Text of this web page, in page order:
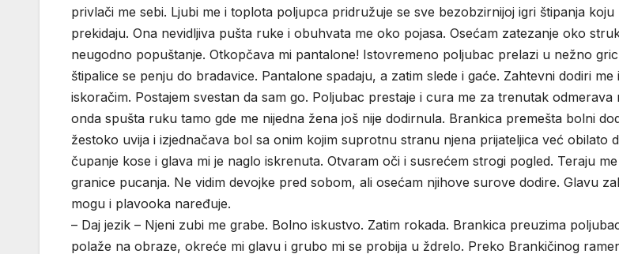
privlači me sebi. Ljubi me i toplota poljupca pridružuje se sve bezobzirnijoj igri štipanja koju
prekidaju. Ona nevidljiva pušta ruke i obuhvata me oko pojasa. Osećam zatezanje oko
neugodno popuštanje. Otkopčava mi pantalone! Istovremeno poljubac prelazi u nežno
štipalice se penju do bradavice. Pantalone spadaju, a zatim slede i gaće. Zahtevni dodiri
iskoračim. Postajem svestan da sam go. Poljubac prestaje i cura me za trenutak odmerava
onda spušta ruku tamo gde me nijedna žena još nije dodirnula. Brankica premešta bolni
žestoko uvija i izjednačava bol sa onim kojim suprotnu stranu njena prijateljica već obilato
čupanje kose i glava mi je naglo iskrenuta. Otvaram oči i susrećem strogi pogled. Teraju
granice pucanja. Ne vidim devojke pred sobom, ali osećam njihove surove dodire. Glavu
mogu i plavooka naređuje.
– Daj jezik – Njeni zubi me grabe. Bolno iskustvo. Zatim rokada. Brankica preuzima
polaže na obraze, okreće mi glavu i grubo mi se probija u ždrelo. Preko Brankičinog